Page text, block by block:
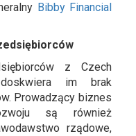
Bibby Financial
z Czech
im brak
Prowadzący biznes
są również
rządowe,